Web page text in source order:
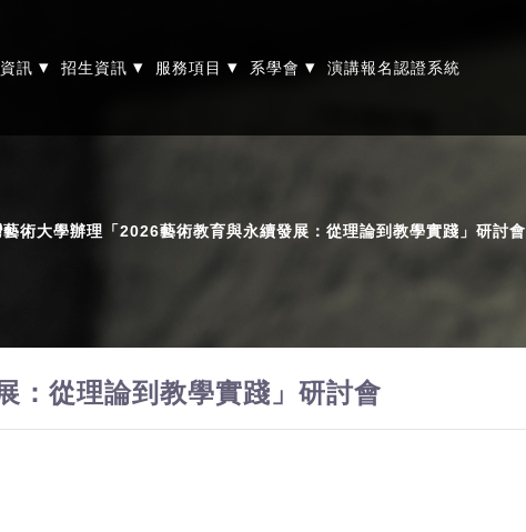
訊 ▾ 招生資訊 ▾ 服務項目 ▾ 系學會 ▾ 演講報名認證系統
藝術大學辦理「2026藝術教育與永續發展：從理論到教學實踐」研討會
：從理論到教學實踐」研討會